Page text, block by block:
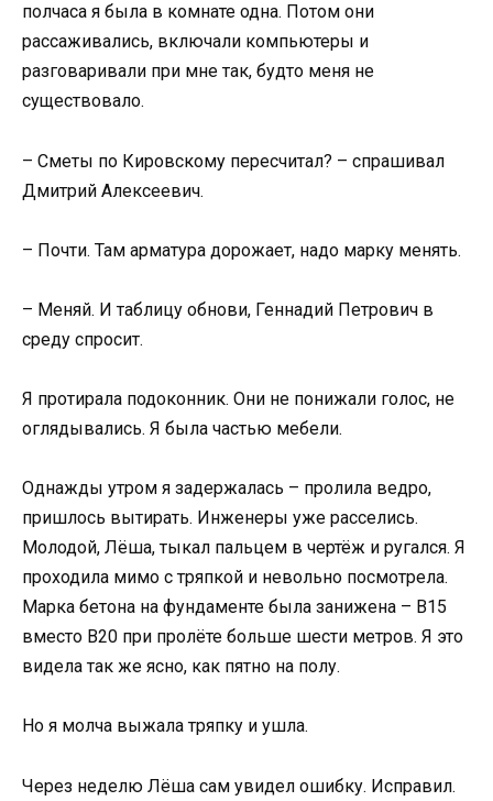
полчаса я была в комнате одна. Потом они
рассаживались, включали компьютеры и
разговаривали при мне так, будто меня не
существовало.
– Сметы по Кировскому пересчитал? – спрашивал
Дмитрий Алексеевич.
– Почти. Там арматура дорожает, надо марку менять.
– Меняй. И таблицу обнови, Геннадий Петрович в
среду спросит.
Я протирала подоконник. Они не понижали голос, не
оглядывались. Я была частью мебели.
Однажды утром я задержалась – пролила ведро,
пришлось вытирать. Инженеры уже расселись.
Молодой, Лёша, тыкал пальцем в чертёж и ругался. Я
проходила мимо с тряпкой и невольно посмотрела.
Марка бетона на фундаменте была занижена – B15
вместо B20 при пролёте больше шести метров. Я это
видела так же ясно, как пятно на полу.
Но я молча выжала тряпку и ушла.
Через неделю Лёша сам увидел ошибку. Исправил.